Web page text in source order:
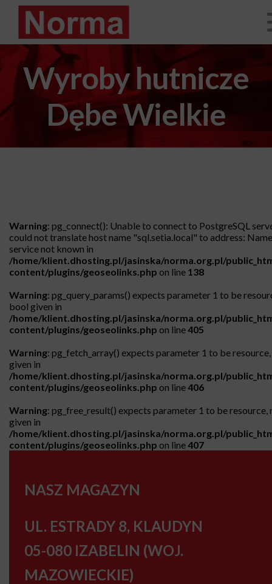
Wyroby hutnicze
Dębe Wielkie
Warning: pg_connect(): Unable to connect to PostgreSQL
could not translate host name "sql.setia.local" to address:
service not known in
/home/klient.dhosting.pl/jasinska/norma.org.pl/
content/plugins/geoseolinks.php on line 138
Warning: pg_query_params() expects parameter 1 to be
bool given in
/home/klient.dhosting.pl/jasinska/norma.org.pl/
content/plugins/geoseolinks.php on line405
Warning: pg_fetch_array() expects parameter 1 to be
given in
/home/klient.dhosting.pl/jasinska/norma.org.pl/
content/plugins/geoseolinks.php on line406
Warning: pg_free_result() expects parameter 1 to be resource,
given in
/home/klient.dhosting.pl/jasinska/norma.org.pl/
content/plugins/geoseolinks.php on line407
NASZ MAGAZYN
UL. ESTRADY 8, KLAUDYN
05-080 IZABELIN (WOJ.
MAZOWIECKIE)